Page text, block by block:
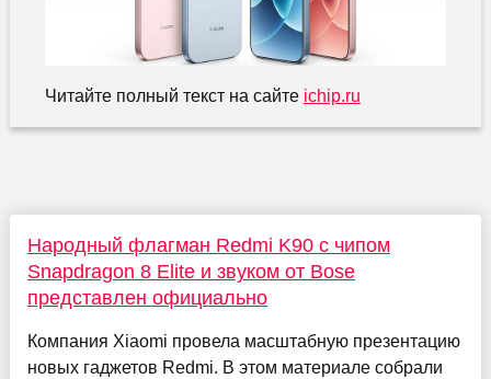
Читайте полный текст на сайте ichip.ru
Народный флагман Redmi K90 с чипом
Snapdragon 8 Elite и звуком от Bose
представлен официально
Компания Xiaomi провела масштабную презентацию
новых гаджетов Redmi. В этом материале собрали